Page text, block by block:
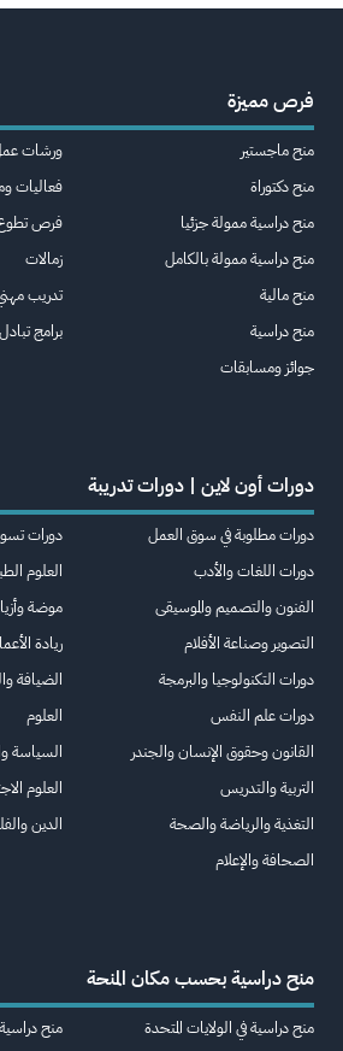
فرص مميزة
منح ماجستير
منح دكتوراة
منح دراسية ممولة جزئيا
منح دراسية ممولة بالكامل
منح مالية
منح دراسية
جوائز ومسابقات
ورشات
فعاليات
فرص
زمالات
تدريب
برامج
دورات أون لاين | دورات تدريبة
دورات مطلوبة في سوق العمل
دورات اللغات والأدب
الفنون والتصميم والموسيقى
التصوير وصناعة الأفلام
دورات التكنولوجيا والبرمجة
دورات علم النفس
القانون وحقوق الإنسان والجندر
التربية والتدريس
التغذية والرياضة والصحة
الصحافة والإعلام
دورات
العلوم
موضة
ريادة
الضيافة
العلوم
السياسة
العلوم
الدين
منح دراسية بحسب مكان المنحة
منح دراسية في الولايات المتحدة
منح